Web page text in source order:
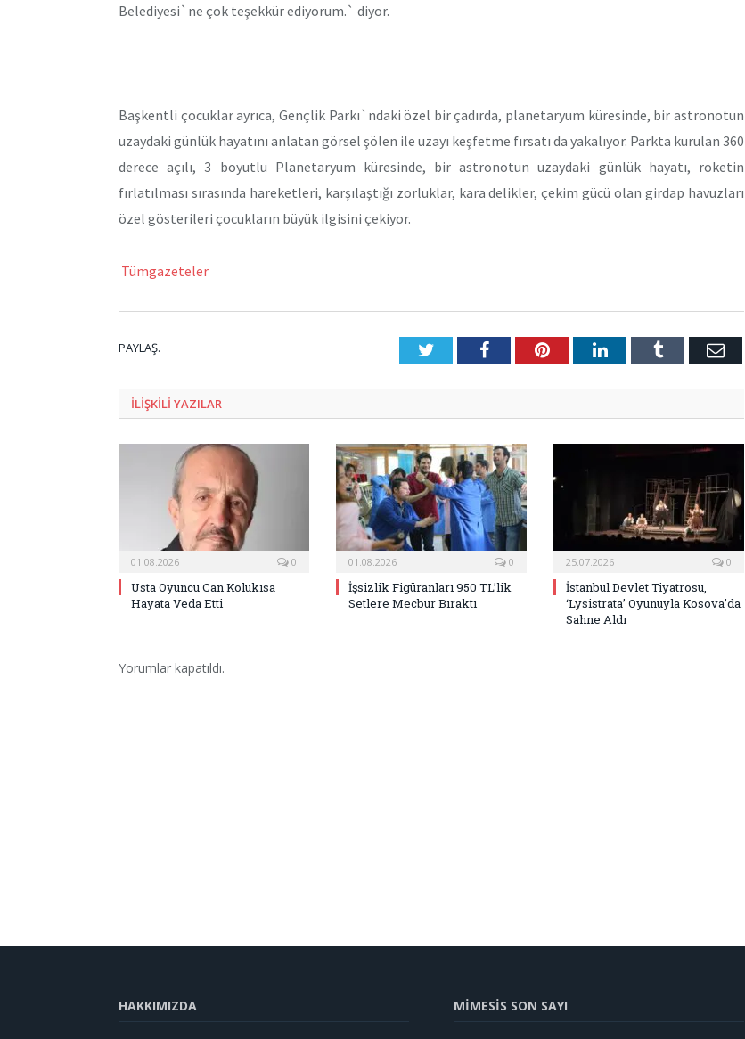
Belediyesi`ne çok teşekkür ediyorum.` diyor.
Başkentli çocuklar ayrıca, Gençlik Parkı`ndaki özel bir çadırda, planetaryum küresinde, bir astronotun
uzaydaki günlük hayatını anlatan görsel şölen ile uzayı keşfetme fırsatı da yakalıyor. Parkta kurulan 360
derece açılı, 3 boyutlu Planetaryum küresinde, bir astronotun uzaydaki günlük hayatı, roketin
fırlatılması sırasında hareketleri, karşılaştığı zorluklar, kara delikler, çekim gücü olan girdap havuzları
özel gösterileri çocukların büyük ilgisini çekiyor.
Tümgazeteler
PAYLAŞ. TwitterFacebookPinterestLinkedInTumblr E-
ILIŞKILI YAZILAR
01.08.2026 0
Usta Oyuncu Can Kolukısa
Hayata Veda Etti
01.08.2026 0
İşsizlik Figüranları 950 TL’lik
Setlere Mecbur Bıraktı
25.07.2026 0
İstanbul Devlet Tiyatrosu,
‘Lysistrata’ Oyunuyla Kosova’da
Sahne Aldı
Yorumlar kapatıldı.
HAKKIMIZDA MİMESİS SON SAYI